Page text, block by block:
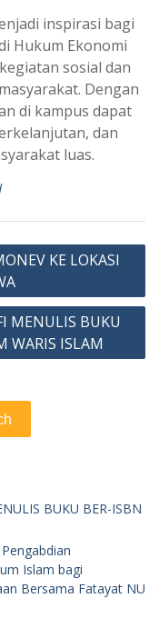
inspirasi bagi
Hukum Ekonomi
sosial dan
Dengan
di kampus dapat
dan
luas.
KE LOKASI
MENULIS BUKU
WARIS ISLAM
BUKU BER-ISBN
Islam bagi
Bersama Fatayat NU